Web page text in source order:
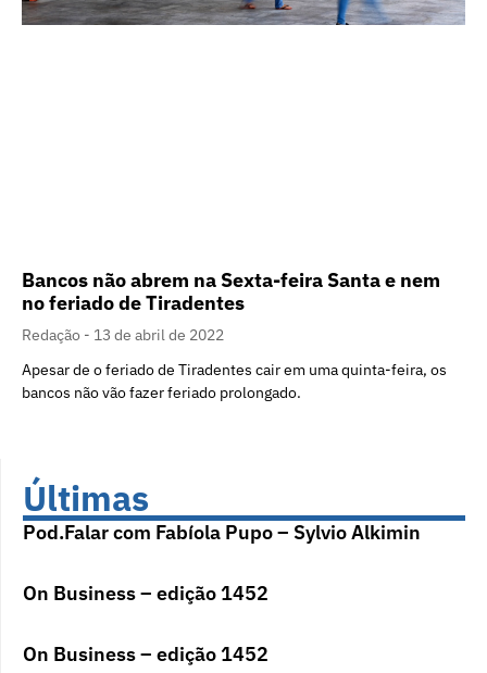
Bancos não abrem na Sexta-feira Santa e nem
no feriado de Tiradentes
Redação
13 de abril de 2022
Apesar de o feriado de Tiradentes cair em uma quinta-feira, os
bancos não vão fazer feriado prolongado.
Últimas
Pod.Falar com Fabíola Pupo – Sylvio Alkimin
On Business – edição 1452
On Business – edição 1452